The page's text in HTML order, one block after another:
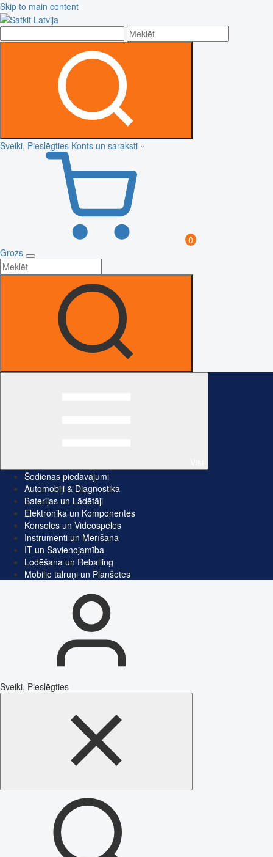
Skip to main content
Sveiki, Pieslēgties Konts un saraksti
0
Grozs
Šodienas piedāvājumi
Automobiļi & Diagnostika
Baterijas un Lādētāji
Elektronika un Komponentes
Konsoles un Videospēles
Instrumenti un Mērīšana
IT un Savienojamība
Lodēšana un Reballing
Mobilie tālruņi un Planšetes
Sveiki, Pieslēgties